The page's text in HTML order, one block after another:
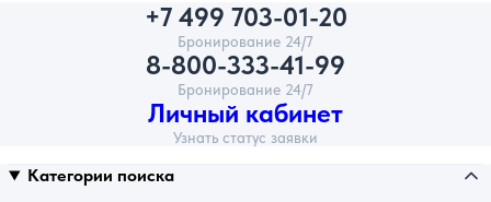
+7 499 703-01-20
Бронирование 24/7
8-800-333-41-99
Бронирование 24/7
Личный кабинет
Узнать статус заявки
Категории поиска